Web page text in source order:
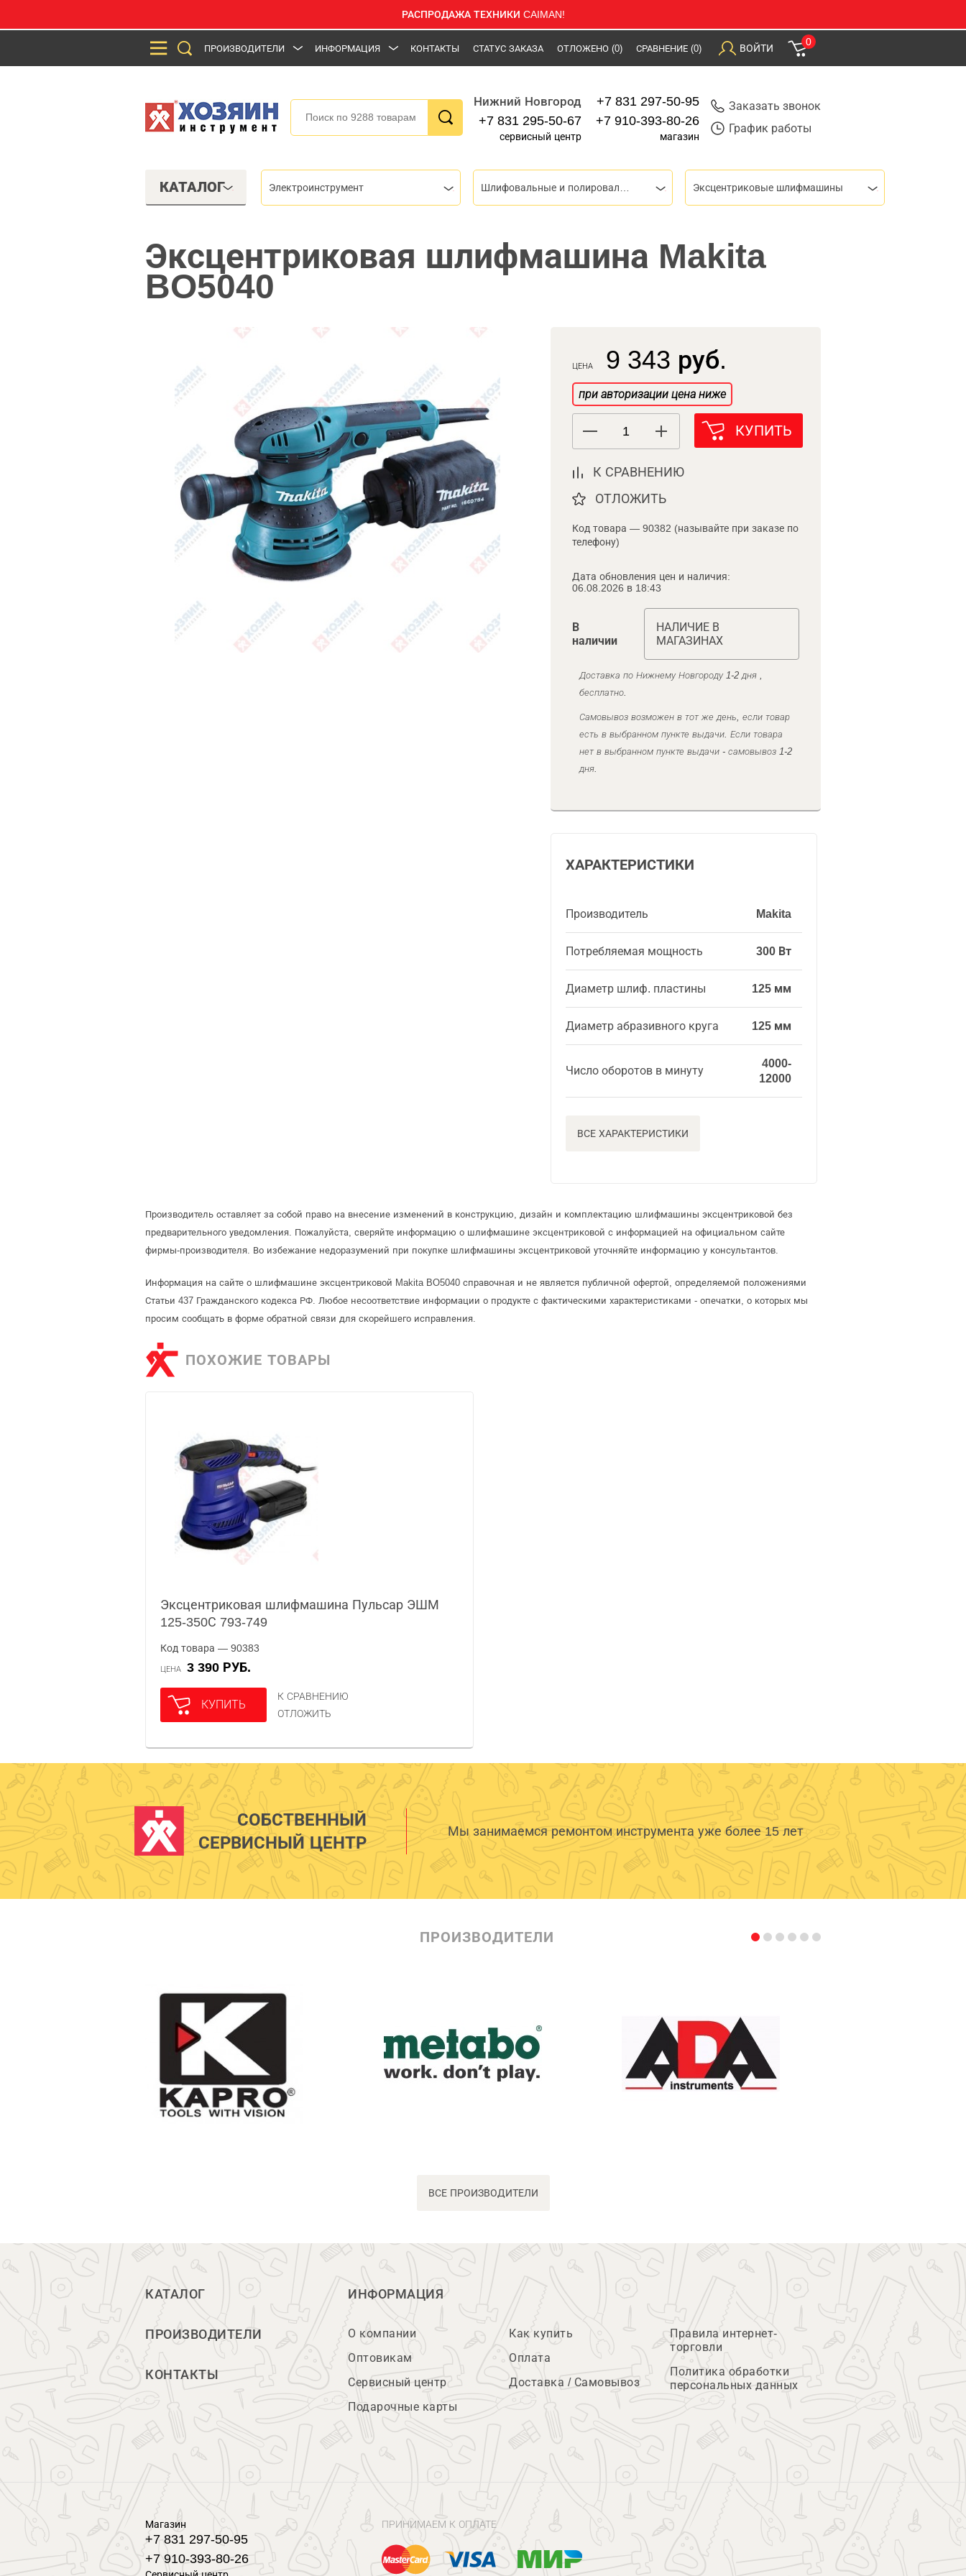
РАСПРОДАЖА ТЕХНИКИ CAIMAN!
ПРОИЗВОДИТЕЛИ ИНФОРМАЦИЯ КОНТАКТЫ СТАТУС ЗАКАЗА ОТЛОЖЕНО (0) СРАВНЕНИЕ (0) ВОЙТИ
0
Нижний Новгород
+7 831 295-50-67
сервисный центр
+7 831 297-50-95
+7 910-393-80-26
магазин
Заказать звонок
График работы
КАТАЛОГ Электроинструмент Эксцентриковые шлифмашины
Эксцентриковая шлифмашина Makita
BO5040
ЦЕНА 9 343 руб.
при авторизации цена ниже
КУПИТЬ
К СРАВНЕНИЮ
ОТЛОЖИТЬ
Код товара — 90382 (называйте при заказе по
телефону)
Дата обновления цен и наличия:
06.08.2026 в 18:43
В
наличии
НАЛИЧИЕ В
МАГАЗИНАХ
Доставка по Нижнему Новгороду 1-2 дня ,
бесплатно.
Самовывоз возможен в тот же день, если товар
есть в выбранном пункте выдачи. Если товара
нет в выбранном пункте выдачи - самовывоз 1-2
дня.
ХАРАКТЕРИСТИКИ
Производитель Makita
Потребляемая мощность 300 Вт
Диаметр шлиф. пластины 125 мм
Диаметр абразивного круга 125 мм
Число оборотов в минуту
4000-
12000
ВСЕ ХАРАКТЕРИСТИКИ
Производитель оставляет за собой право на внесение изменений в конструкцию, дизайн и комплектацию шлифмашины эксцентриковой без
предварительного уведомления. Пожалуйста, сверяйте информацию о шлифмашине эксцентриковой с информацией на официальном сайте
фирмы-производителя. Во избежание недоразумений при покупке шлифмашины эксцентриковой уточняйте информацию у консультантов.
Информация на сайте о шлифмашине эксцентриковой Makita BO5040 справочная и не является публичной офертой, определяемой положениями
Статьи 437 Гражданского кодекса РФ. Любое несоответствие информации о продукте с фактическими характеристиками - опечатки, о которых мы
просим сообщать в форме обратной связи для скорейшего исправления.
ПОХОЖИЕ ТОВАРЫ
Эксцентриковая шлифмашина Пульсар ЭШМ
125-350С 793-749
Код товара — 90383
ЦЕНА 3 390 РУБ.
КУПИТЬ
К СРАВНЕНИЮ
ОТЛОЖИТЬ
СОБСТВЕННЫЙ
СЕРВИСНЫЙ ЦЕНТР
Мы занимаемся ремонтом инструмента уже более 15 лет
ПРОИЗВОДИТЕЛИ
ВСЕ ПРОИЗВОДИТЕЛИ
КАТАЛОГ
ПРОИЗВОДИТЕЛИ
КОНТАКТЫ
ИНФОРМАЦИЯ
О компании
Оптовикам
Сервисный центр
Подарочные карты
Как купить
Оплата
Доставка / Самовывоз
Правила интернет-
торговли
Политика обработки
персональных данных
Магазин
+7 831 297-50-95
+7 910-393-80-26
ПРИНИМАЕМ К ОПЛАТЕ